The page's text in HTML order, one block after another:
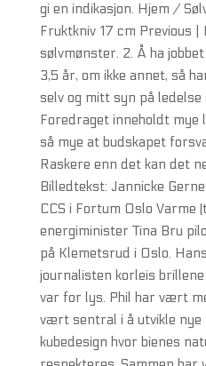
gi en indikasjon. Hjem /
Fruktkniv 17 cm Previous
sølvmønster. 2. Å ha
3,5 år, om ikke annet, så
selv og mitt syn på
Foredraget inneholdt mye
så mye at budskapet
Raskere enn det kan det
Billedtekst: Jannicke
CCS i Fortum Oslo Varme
energiminister Tina Bru
på Klemetsrud i Oslo.
journalisten korleis
var for lys. Phil har vært
vært sentral i å utvikle nye
kubedesign hvor bienes